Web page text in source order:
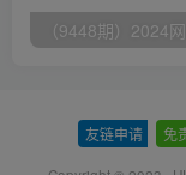
友链申请 免